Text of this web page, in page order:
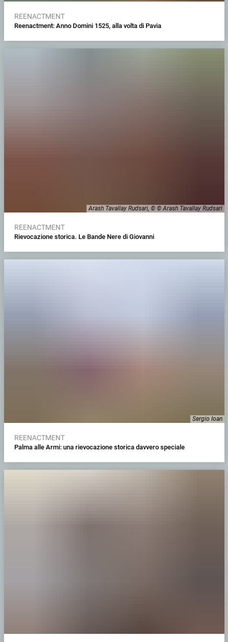
REENACTMENT
Reenactment: Anno Domini 1525, alla volta di Pavia
Arash Tavallay Rudsari, © © Arash Tavallay Rudsari
REENACTMENT
Rievocazione storica. Le Bande Nere di Giovanni
Sergio Ioan
REENACTMENT
Palma alle Armi: una rievocazione storica davvero speciale